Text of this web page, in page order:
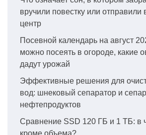
вручили повестку или отправили
центр
Посевной календарь на август
можно посеять в огороде, какие
дадут урожай
Эффективные решения для
вод: шнековый сепаратор и
нефтепродуктов
Сравнение SSD 120 ГБ и 1 ТБ: в